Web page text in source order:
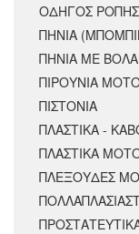
ΟΔΗΓΟΣ ΡΟΠΗΣ
ΠΗΝΙΑ
ΠΗΝΙΑ ΜΕ
ΠΙΡΟΥΝΙΑ
ΠΙΣΤΟΝΙΑ
ΠΛΑΣΤΙΚΑ -
ΠΛΑΣΤΙΚΑ
ΠΛΕΞΟΥΔΕΣ